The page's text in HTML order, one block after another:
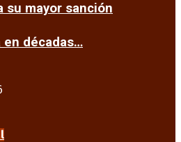
su mayor sanción
en décadas…